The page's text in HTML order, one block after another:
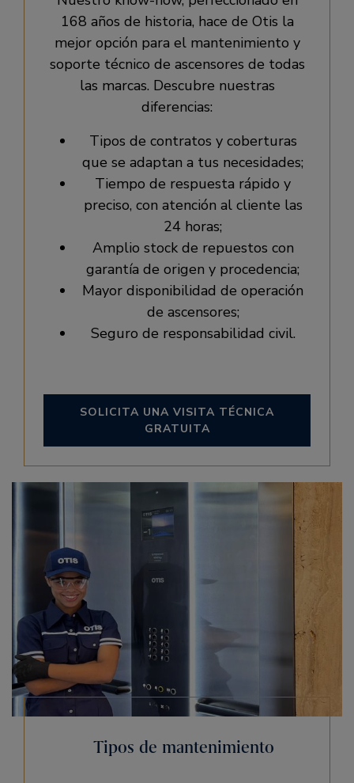
168 años de historia, hace de Otis la
mejor opción para el mantenimiento y
soporte técnico de ascensores de todas
las marcas. Descubre nuestras
diferencias:
Tipos de contratos y coberturas
que se adaptan a tus necesidades;
Tiempo de respuesta rápido y
preciso, con atención al cliente las
24 horas;
Amplio stock de repuestos con
garantía de origen y procedencia;
Mayor disponibilidad de operación
de ascensores;
Seguro de responsabilidad civil.
SOLICITA UNA VISITA TÉCNICA
GRATUITA
Tipos de mantenimiento